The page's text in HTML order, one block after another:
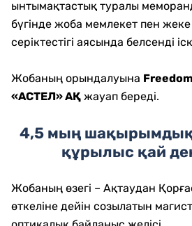
ынтымақтастық туралы
бүгінде жоба мемлекет пен
серіктестігі аясында белсенді
Жобаның орындалуына
«АСТЕЛ» АҚ жауап береді.
4,5 мың шақырымдық
құрылыс қай
Жобаның өзегі – Ақтаудан
өткеліне дейін созылатын